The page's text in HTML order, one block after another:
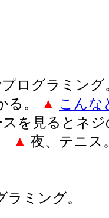
ログラミン
る。
▲ こんな
を見るとネ
▲ 夜、テニス
ミング。